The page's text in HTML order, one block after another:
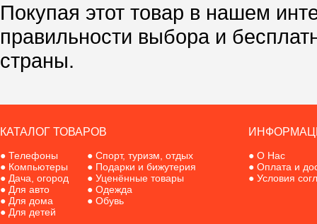
Покупая этот товар в нашем
правильности выбора и
страны.
КАТАЛОГ ТОВАРОВ
● Телефоны
● Компьютеры
● Дача, огород
● Для авто
● Для дома
● Для детей
● Спорт, туризм, отдых
● Подарки и бижутерия
● Уценённые товары
● Одежда
● Обувь
● О Нас
● Оплата и
● Условия